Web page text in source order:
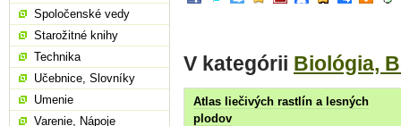
V kategórii Biológia,
Atlas liečivých rastlín a lesných
plodov
Spoločenské vedy
Starožitné knihy
Technika
Učebnice, Slovníky
Umenie
Varenie, Nápoje